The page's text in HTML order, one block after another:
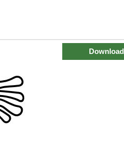
Download